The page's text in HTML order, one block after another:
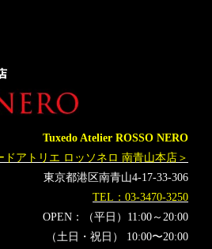
RepezenFoxx
Tuxedo Atelier ROSSO NERO
ドアトリエ ロッソネロ 南青山本店＞
東京都港区南青山4-17-33-306
TEL：03-3470-3250
OPEN：（平日）11:00～20:00
（土日・祝日） 10:00〜20:00